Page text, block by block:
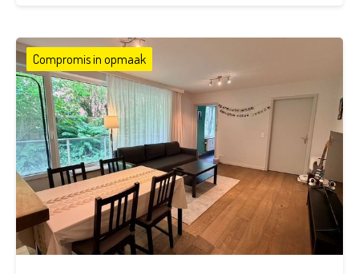
Compromis in opmaak
1
49 m²